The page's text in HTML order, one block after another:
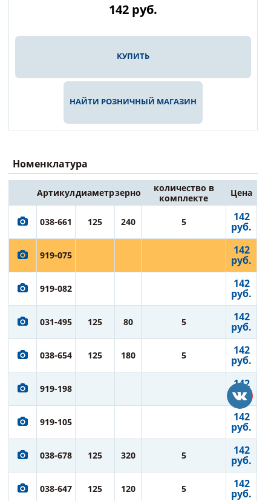
142 руб.
КУПИТЬ
НАЙТИ РОЗНИЧНЫЙ МАГАЗИН
Номенклатура
Артикулдиаметрзерно
количество в
комплекте
Цена
038-661 125 240 5 142
руб.
919-075 142
руб.
919-082 142
руб.
031-495 125 80 5 142
руб.
038-654 125 180 5 142
руб.
919-198 142
руб.
919-105 142
руб.
038-678 125 320 5 142
руб.
038-647 125 120 5 142
руб.